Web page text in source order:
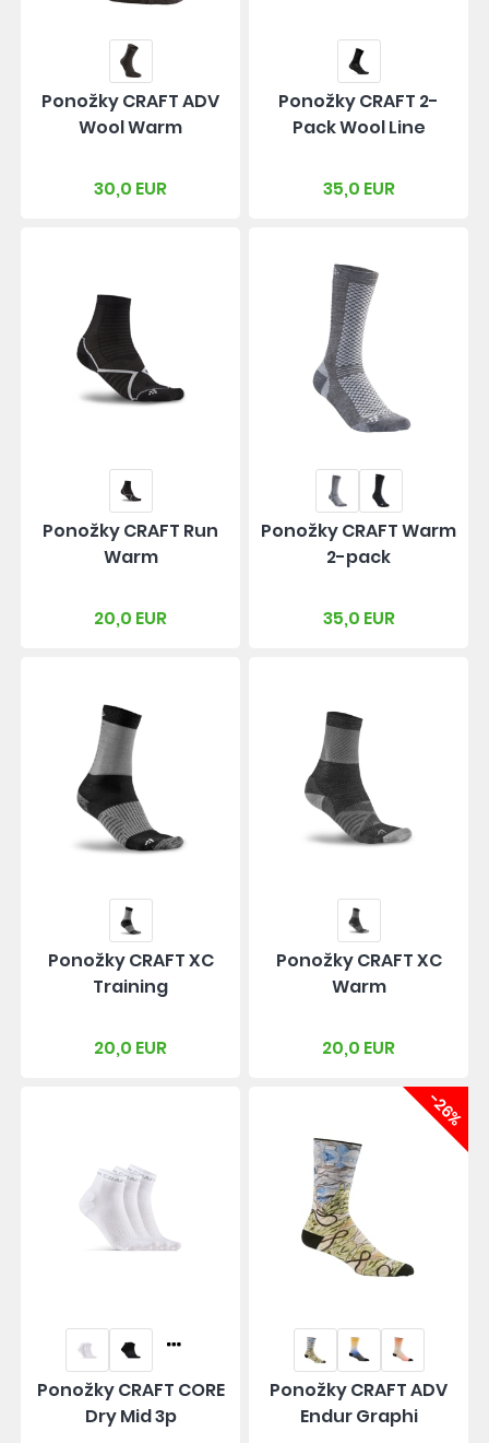
Ponožky CRAFT ADV
Wool Warm
30,0 EUR
Ponožky CRAFT 2-
Pack Wool Line
35,0 EUR
Ponožky CRAFT Run
Warm
20,0 EUR
Ponožky CRAFT Warm
2-pack
35,0 EUR
Ponožky CRAFT XC
Training
20,0 EUR
Ponožky CRAFT XC
Warm
20,0 EUR
Ponožky CRAFT CORE
Dry Mid 3p
-26%
Ponožky CRAFT ADV
Endur Graphi